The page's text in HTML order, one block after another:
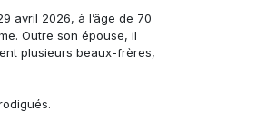
avril 2026, à l’âge de 70
Outre son épouse, il
plusieurs beaux-frères,